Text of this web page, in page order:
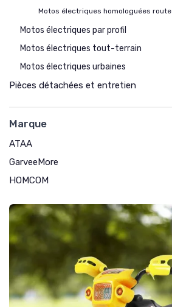
Motos électriques homologuées route
Motos électriques par profil
Motos électriques tout-terrain
Motos électriques urbaines
Pièces détachées et entretien
Marque
ATAA
GarveeMore
HOMCOM